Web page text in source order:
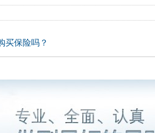
买保险吗？